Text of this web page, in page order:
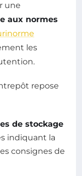
une
aux normes
les
repose
de stockage
indiquant la
consignes de